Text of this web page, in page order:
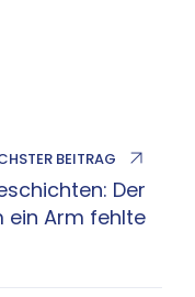
BEITRAG
Der
ein Arm fehlte